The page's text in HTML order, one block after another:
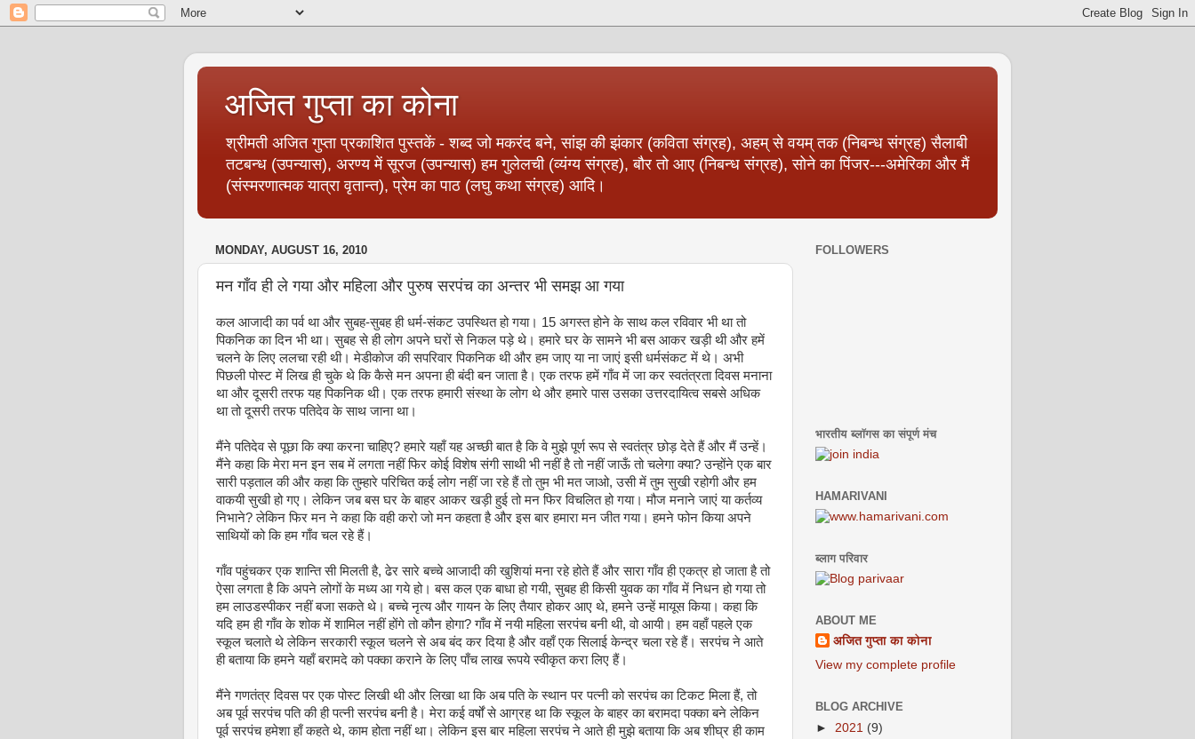
अजित गुप्‍ता का कोना
श्रीमती अजित गुप्‍ता प्रकाशित पुस्‍तकें - शब्‍द जो मकरंद बने, सांझ की झंकार (कविता संग्रह), अहम् से वयम् तक (निबन्‍ध संग्रह) सैलाबी
तटबन्‍ध (उपन्‍यास), अरण्‍य में सूरज (उपन्‍यास) हम गुलेलची (व्‍यंग्‍य संग्रह), बौर तो आए (निबन्‍ध संग्रह), सोने का पिंजर---अमेरिका और मैं
(संस्‍मरणात्‍मक यात्रा वृतान्‍त), प्रेम का पाठ (लघु कथा संग्रह) आदि।
MONDAY, AUGUST 16, 2010
मन गाँव ही ले गया और महिला और पुरुष सरपंच का अन्‍तर भी समझ आ गया
कल आजादी का पर्व था और सुबह-सुबह ही धर्म-संकट उपस्थित हो गया। 15 अगस्‍त होने के साथ कल रविवार भी था तो
पिकनिक का दिन भी था। सुबह से ही लोग अपने घरों से निकल पड़े थे। हमारे घर के सामने भी बस आकर खड़ी थी और हमें
चलने के लिए ललचा रही थी। मेडीकोज की सपरिवार पिकनिक थी और हम जाए या ना जाएं इसी धर्मसंकट में थे। अभी
पिछली पोस्‍ट में लिख ही चुके थे कि कैसे मन अपना ही बंदी बन जाता है। एक तरफ हमें गाँव में जा कर स्‍वतंत्रता दिवस मनाना
था और दूसरी तरफ यह पिकनिक थी। एक तरफ हमारी संस्‍था के लोग थे और हमारे पास उसका उत्तरदायित्‍व सबसे अधिक
था तो दूसरी तरफ पतिदेव के साथ जाना था।
मैंने पतिदेव से पूछा कि क्‍या करना चाहिए? हमारे यहाँ यह अच्‍छी बात है कि वे मुझे पूर्ण रूप से स्‍वतंत्र छोड़ देते हैं और मैं उन्‍हें।
मैंने कहा कि मेरा मन इन सब में लगता नहीं फिर कोई विशेष संगी साथी भी नहीं है तो नहीं जाऊँ तो चलेगा क्‍या? उन्‍होंने एक बार
सारी पड़ताल की और कहा कि तुम्‍हारे परिचित कई लोग नहीं जा रहे हैं तो तुम भी मत जाओ, उसी में तुम सुखी रहोगी और हम
वाकयी सुखी हो गए। लेकिन जब बस घर के बाहर आकर खड़ी हुई तो मन फिर विचलित हो गया। मौज मनाने जाएं या कर्तव्‍य
निभाने? लेकिन फिर मन ने कहा कि वही करो जो मन कहता है और इस बार हमारा मन जीत गया। हमने फोन किया अपने
साथियों को कि हम गाँव चल रहे हैं।
गाँव पहुंचकर एक शान्ति सी मिलती है, ढेर सारे बच्‍चे आजादी की खुशियां मना रहे होते हैं और सारा गाँव ही एकत्र हो जाता है तो
ऐसा लगता है कि अपने लोगों के मध्‍य आ गये हो। बस कल एक बाधा हो गयी, सुबह ही किसी युवक का गाँव में निधन हो गया तो
हम लाउडस्‍पीकर नहीं बजा सकते थे। बच्‍चे नृत्‍य और गायन के लिए तैयार होकर आए थे, हमने उन्‍हें मायूस किया। कहा कि
यदि हम ही गाँव के शोक में शामिल नहीं होंगे तो कौन होगा? गाँव में नयी महिला सरपंच बनी थी, वो आयी। हम वहाँ पहले एक
स्‍कूल चलाते थे लेकिन सरकारी स्‍कूल चलने से अब बंद कर दिया है और वहाँ एक सिलाई केन्‍द्र चला रहे हैं। सरपंच ने आते
ही बताया कि हमने यहाँ बरामदे को पक्‍का कराने के लिए पाँच लाख रूपये स्‍वीकृत करा लिए हैं।
मैंने गणतंत्र दिवस पर एक पोस्‍ट लिखी थी और लिखा था कि अब पति के स्‍थान पर पत्‍नी को सरपंच का टिकट मिला हैं, तो
अब पूर्व सरपंच पति की ही पत्‍नी सरपंच बनी है। मेरा कई वर्षों से आग्रह था कि स्‍कूल के बाहर का बरामदा पक्‍का बने लेकिन
पूर्व सरपंच हमेशा हाँ कहते थे, काम होता नहीं था। लेकिन इस बार महिला सरपंच ने आते ही मुझे बताया कि अब शीघ्र ही काम
FOLLOWERS
भारतीय ब्लॉगस का संपूर्ण मंच
HAMARIVANI
ब्‍लाग परिवार
ABOUT ME
अजित गुप्ता का कोना
View my complete profile
BLOG ARCHIVE
► 2021 (9)